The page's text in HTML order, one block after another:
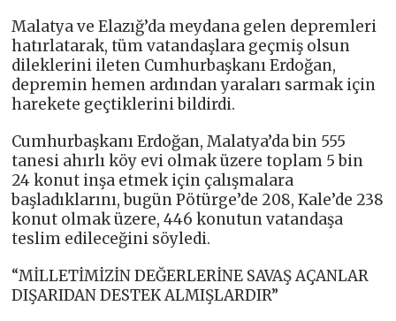
Malatya ve Elazığ’da meydana gelen depremleri
hatırlatarak, tüm vatandaşlara geçmiş olsun
dileklerini ileten Cumhurbaşkanı Erdoğan,
depremin hemen ardından yaraları sarmak için
harekete geçtiklerini bildirdi.
Cumhurbaşkanı Erdoğan, Malatya’da bin 555
tanesi ahırlı köy evi olmak üzere toplam 5 bin
24 konut inşa etmek için çalışmalara
başladıklarını, bugün Pötürge’de 208, Kale’de 238
konut olmak üzere, 446 konutun vatandaşa
teslim edileceğini söyledi.
“MİLLETİMİZİN DEĞERLERİNE SAVAŞ AÇANLAR
DIŞARIDAN DESTEK ALMIŞLARDIR”